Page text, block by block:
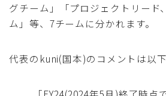
グチーム」「プロジェクトリード
ム」等、7チームに分かれます。
代表のkuni(国本)のコメントは以下